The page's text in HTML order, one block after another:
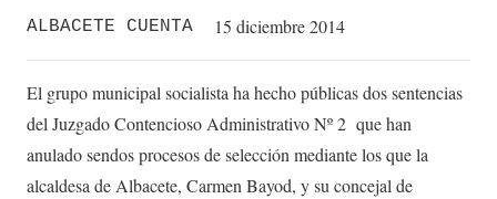
ALBACETE CUENTA 15 diciembre 2014
El grupo municipal socialista ha hecho públicas dos sentencias
del Juzgado Contencioso Administrativo Nº 2 que han
anulado sendos procesos de selección mediante los que la
alcaldesa de Albacete, Carmen Bayod, y su concejal de